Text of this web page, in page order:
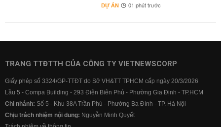
DỰ ÁN 01 phút trước
TRANG TTĐTTH CỦA CÔNG TY VIETNEWSCORP
Giấy phép số 3324/GP-TTĐT do Sở VH&TT TPHCM cấp ngày 20/3/2026
Lầu 5 - Compa Building - 293 Điện Biên Phủ - Phường Gia Định - TP.HCM
Chi nhánh: Số 5 - Khu 38A Trần Phú - Phường Ba Đình - TP. Hà Nội
Chịu trách nhiệm nội dung: Nguyễn Minh Quyết